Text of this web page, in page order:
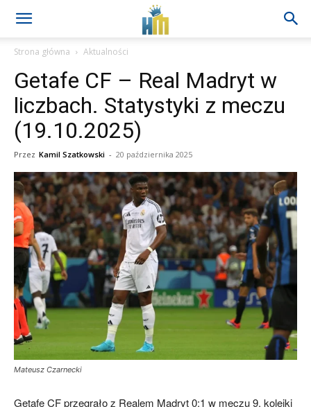
Strona główna Aktualności
Getafe CF – Real Madryt w
liczbach. Statystyki z meczu
(19.10.2025)
Przez Kamil Szatkowski - 20 października 2025
Mateusz Czarnecki
Getafe CF przegrało z Realem Madryt 0:1 w meczu 9. kolejki